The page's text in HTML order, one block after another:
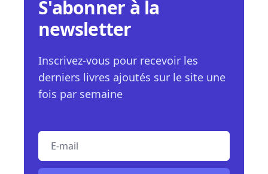
S'abonner à la
newsletter
Inscrivez-vous pour recevoir les
derniers livres ajoutés sur le site une
fois par semaine
E-mail